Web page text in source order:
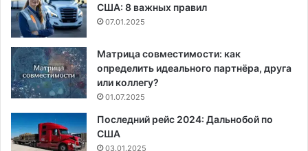
США: 8 важных правил
07.01.2025
Матрица совместимости: как
определить идеального партнёра, друга
или коллегу?
01.07.2025
Последний рейс 2024: Дальнобой по
США
03.01.2025